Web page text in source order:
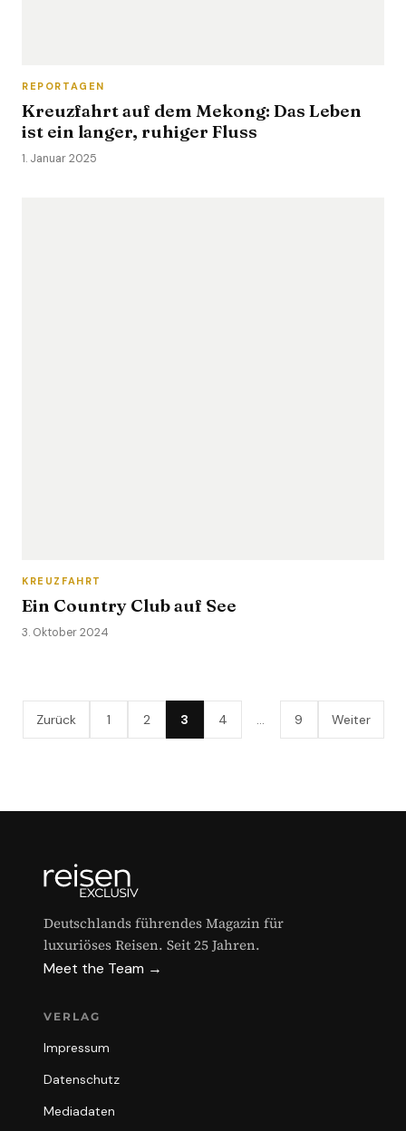
REPORTAGEN
Kreuzfahrt auf dem Mekong: Das Leben
ist ein langer, ruhiger Fluss
1. Januar 2025
KREUZFAHRT
Ein Country Club auf See
3. Oktober 2024
Zurück 1 2 3 4 9 Weiter
Deutschlands führendes Magazin für
luxuriöses Reisen. Seit 25 Jahren.
Meet the Team →
VERLAG
Impressum
Datenschutz
Mediadaten